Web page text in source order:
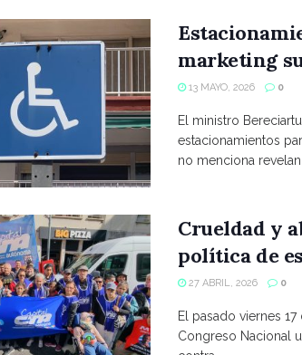
marketing
13 MAYO, 2026 0
El ministro
estacionamientos
no menciona revelan
Crueldad y
política de
27 ABRIL, 2026 0
El pasado viernes
Congreso Nacional